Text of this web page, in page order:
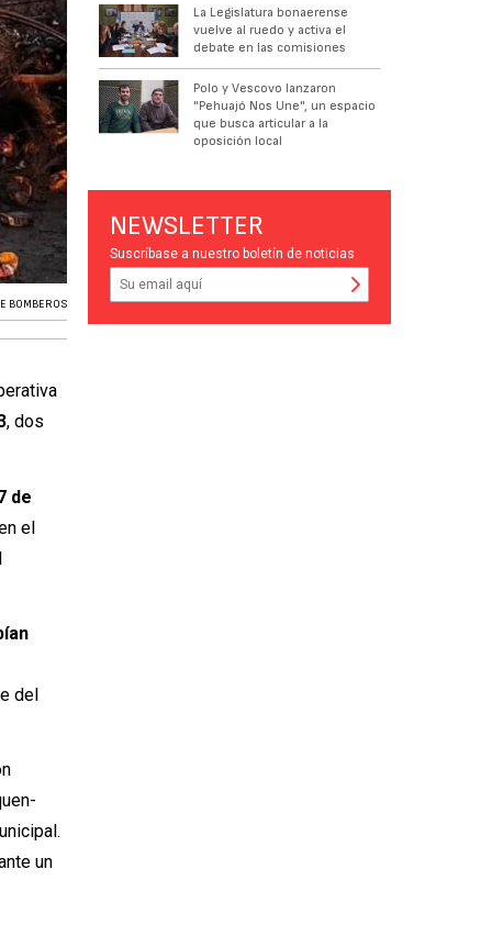
BOMBEROS
, dos
de
el
del
un
La Legislatura bonaerense
vuelve al ruedo y activa el
debate en las comisiones
Polo y Vescovo lanzaron
"Pehuajó Nos Une", un espacio
que busca articular a la
oposición local
NEWSLETTER
Suscríbase a nuestro boletín de noticias